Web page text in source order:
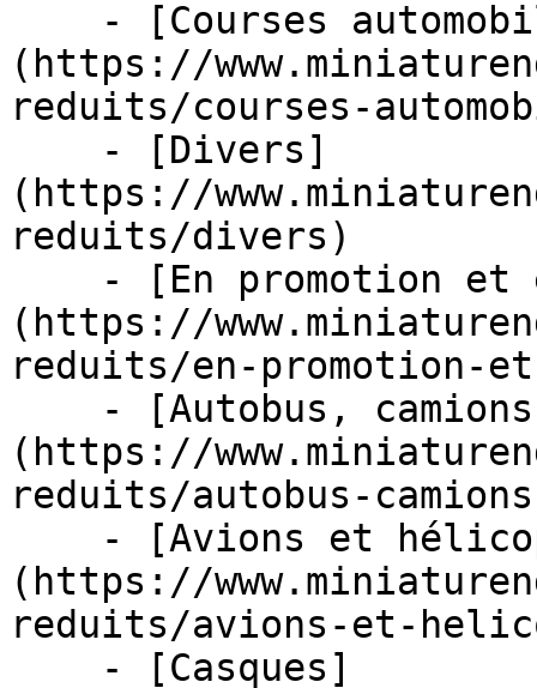
(https://
reduits/courses-
(https://
reduits/divers)
(https://
reduits/en-promotion-
(https://
reduits/autobus-
(https://
reduits/avions-et-